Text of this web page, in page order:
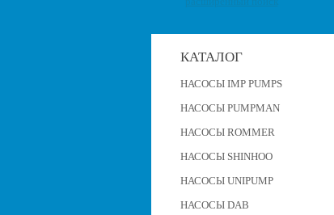
КАТАЛОГ
НАСОСЫ IMP PUMPS
НАСОСЫ PUMPMAN
НАСОСЫ ROMMER
НАСОСЫ SHINHOO
НАСОСЫ UNIPUMP
НАСОСЫ DAB